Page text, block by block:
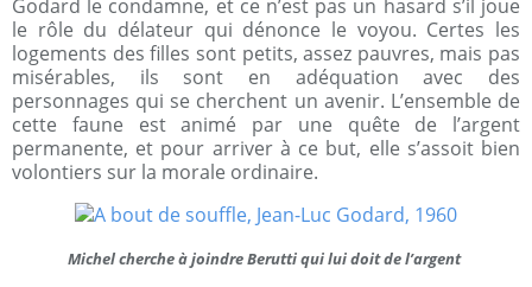
Godard le condamne, et ce n’est pas un hasard s’il joue
le rôle du délateur qui dénonce le voyou. Certes les
logements des filles sont petits, assez pauvres, mais pas
misérables, ils sont en adéquation avec des
personnages qui se cherchent un avenir. L’ensemble de
cette faune est animé par une quête de l’argent
permanente, et pour arriver à ce but, elle s’assoit bien
volontiers sur la morale ordinaire.
Michel cherche à joindre Berutti qui lui doit de l’argent